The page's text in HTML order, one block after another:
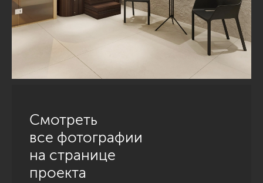
Смотреть
все фотографии
на странице
проекта